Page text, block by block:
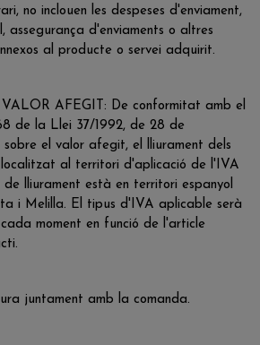
no inclouen les despeses d'enviament,
assegurança d'enviaments o altres
al producte o servei adquirit.
AFEGIT: De conformitat amb el
de la Llei 37/1992, de 28 de
sobre el valor afegit, el lliurament dels
al territori d'aplicació de l'IVA
de lliurament està en territori espanyol
i Melilla. El tipus d'IVA aplicable serà
moment en funció de l'article
juntament amb la comanda.